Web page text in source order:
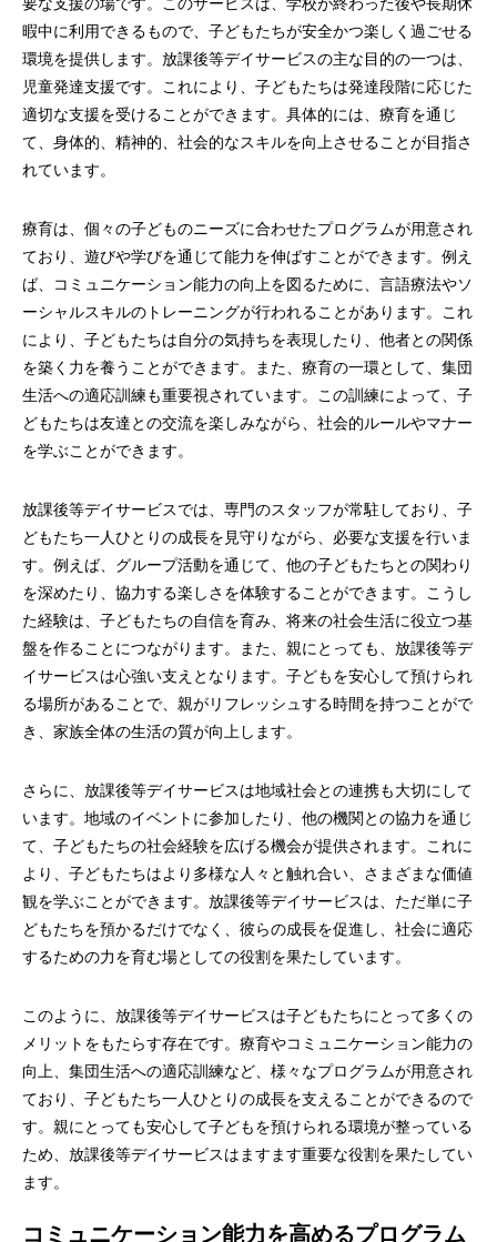
暇中に利用できるもので、子どもたちが安全かつ楽しく過ごせる
環境を提供します。放課後等デイサービスの主な目的の一つは、
児童発達支援です。これにより、子どもたちは発達段階に応じた
適切な支援を受けることができます。具体的には、療育を通じ
て、身体的、精神的、社会的なスキルを向上させることが目指さ
れています。
療育は、個々の子どものニーズに合わせたプログラムが用意され
ており、遊びや学びを通じて能力を伸ばすことができます。例え
ば、コミュニケーション能力の向上を図るために、言語療法やソ
ーシャルスキルのトレーニングが行われることがあります。これ
により、子どもたちは自分の気持ちを表現したり、他者との関係
を築く力を養うことができます。また、療育の一環として、集団
生活への適応訓練も重要視されています。この訓練によって、子
どもたちは友達との交流を楽しみながら、社会的ルールやマナー
を学ぶことができます。
放課後等デイサービスでは、専門のスタッフが常駐しており、子
どもたち一人ひとりの成長を見守りながら、必要な支援を行いま
す。例えば、グループ活動を通じて、他の子どもたちとの関わり
を深めたり、協力する楽しさを体験することができます。こうし
た経験は、子どもたちの自信を育み、将来の社会生活に役立つ基
盤を作ることにつながります。また、親にとっても、放課後等デ
イサービスは心強い支えとなります。子どもを安心して預けられ
る場所があることで、親がリフレッシュする時間を持つことがで
き、家族全体の生活の質が向上します。
さらに、放課後等デイサービスは地域社会との連携も大切にして
います。地域のイベントに参加したり、他の機関との協力を通じ
て、子どもたちの社会経験を広げる機会が提供されます。これに
より、子どもたちはより多様な人々と触れ合い、さまざまな価値
観を学ぶことができます。放課後等デイサービスは、ただ単に子
どもたちを預かるだけでなく、彼らの成長を促進し、社会に適応
するための力を育む場としての役割を果たしています。
このように、放課後等デイサービスは子どもたちにとって多くの
メリットをもたらす存在です。療育やコミュニケーション能力の
向上、集団生活への適応訓練など、様々なプログラムが用意され
ており、子どもたち一人ひとりの成長を支えることができるので
す。親にとっても安心して子どもを預けられる環境が整っている
ため、放課後等デイサービスはますます重要な役割を果たしてい
ます。
コミュニケーション能力を高めるプログラム